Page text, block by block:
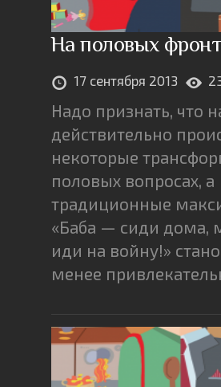
На половых
17 сентября 2013
Надо признать, что
действительно
некоторые
половых вопросах, а
традиционные
«Баба — сиди
иди на войну!»
менее